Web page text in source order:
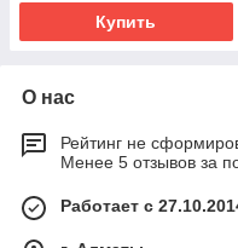
Купить
О нас
Рейтинг не
Менее 5 отзывов за
Работает с